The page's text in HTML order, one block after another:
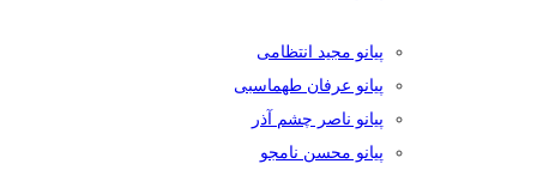
پیانو مجید انتظامی
پیانو عرفان طهماسبی
پیانو ناصر چشم آذر
پیانو محسن نامجو